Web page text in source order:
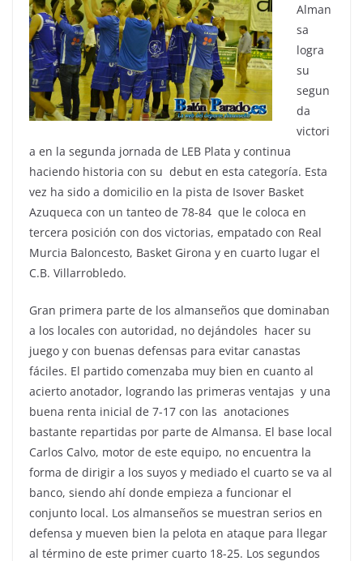
Alman
sa
logra
su
segun
da
victori
a en la segunda jornada de LEB Plata y continua
haciendo historia con su debut en esta categoría. Esta
vez ha sido a domicilio en la pista de Isover Basket
Azuqueca con un tanteo de 78-84 que le coloca en
tercera posición con dos victorias, empatado con Real
Murcia Baloncesto, Basket Girona y en cuarto lugar el
C.B. Villarrobledo.
Gran primera parte de los almanseños que dominaban
a los locales con autoridad, no dejándoles hacer su
juego y con buenas defensas para evitar canastas
fáciles. El partido comenzaba muy bien en cuanto al
acierto anotador, logrando las primeras ventajas y una
buena renta inicial de 7-17 con las anotaciones
bastante repartidas por parte de Almansa. El base local
Carlos Calvo, motor de este equipo, no encuentra la
forma de dirigir a los suyos y mediado el cuarto se va al
banco, siendo ahí donde empieza a funcionar el
conjunto local. Los almanseños se muestran serios en
defensa y mueven bien la pelota en ataque para llegar
al término de este primer cuarto 18-25. Los segundos